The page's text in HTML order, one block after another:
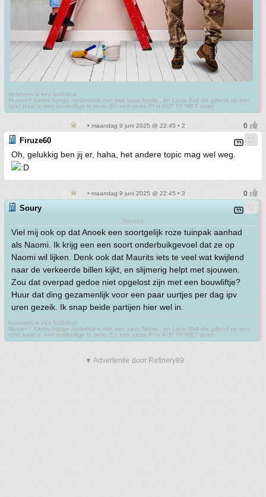
Iedereen is een kutlultrut
Muizen? Kleine harige opdonders met een kaas fixatie., en Lucie Ball die gillend op een
tafel staat in een oudbollige tv serie. En een vaste PI is KUT !!!! NIET doen
• maandag 9 juni 2025 @ 22:45 • 2
Firuze60
Oh, gelukkig ben jij er, haha, het andere topic mag wel weg.
• maandag 9 juni 2025 @ 22:45 • 3
Soury
Squeek
Viel mij ook op dat Anoek een soortgelijk roze tuinpak aanhad
als Naomi. Ik krijg een een soort onderbuikgevoel dat ze op
Naomi wil lijken. Denk ook dat Maurits iets te veel wat kwijlend
naar de verkeerde billen kijkt, en slijmerig helpt met sjouwen.
Zou dat overpad gedoe niet opgelost zijn met een bouwliftje?
Huur dat ding gezamenlijk voor een paar uurtjes per dag ipv
uren gezeik. Ik snap beide partijen hier wel in.
Iedereen is een kutlultrut
Muizen? Kleine harige opdonders met een kaas fixatie., en Lucie Ball die gillend op een
tafel staat in een oudbollige tv serie. En een vaste PI is KUT !!!! NIET doen
▼ Advertentie door Refinery89